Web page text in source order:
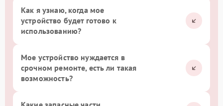
Как я узнаю, когда мое
устройство будет готово к
использованию?
Мое устройство нуждается в
срочном ремонте, есть ли такая
возможность?